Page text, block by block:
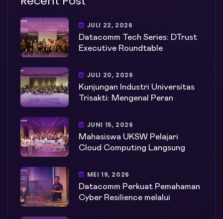
JULI 22, 2026
Datacomm Tech Series: DTrust
Executive Roundtable
JULI 20, 2026
Kunjungan Industri Universitas
Trisakti: Mengenal Peran
JUNI 15, 2026
Mahasiswa UKSW Pelajari
Cloud Computing Langsung
MEI 19, 2026
Datacomm Perkuat Pemahaman
Cyber Resilience melalui